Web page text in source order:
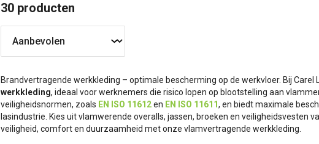
30 producten
Brandvertragende werkkleding – optimale bescherming op de werkvloer. Bij Carel
werkkleding, ideaal voor werknemers die risico lopen op blootstelling aan
veiligheidsnormen, zoals EN ISO 11612en EN ISO 11611, en biedt maximale
lasindustrie. Kies uit vlamwerende overalls, jassen, broeken en veiligheidsvesten
veiligheid, comfort en duurzaamheid met onze vlamvertragende werkkleding.